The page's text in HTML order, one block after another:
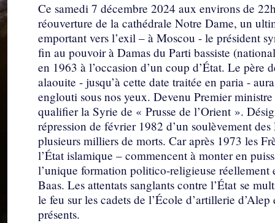
Ce samedi 7 décembre 2024 aux environs de
réouverture de la cathédrale Notre Dame, un
emportant vers l’exil – à Moscou - le président
fin au pouvoir à Damas du Parti bassiste
en 1963 à l’occasion d’un coup d’État. Le père
alaouite - jusqu’à cette date traitée en paria -
englouti sous nos yeux. Devenu Premier
qualifier la Syrie de « Prusse de l’Orient ».
répression de février 1982 d’un soulèvement
plusieurs milliers de morts. Car après 1973 les
l’État islamique – commencent à monter en
l’unique formation politico-religieuse réellement
Baas. Les attentats sanglants contre l’État se
le feu sur les cadets de l’École d’artillerie
présents.